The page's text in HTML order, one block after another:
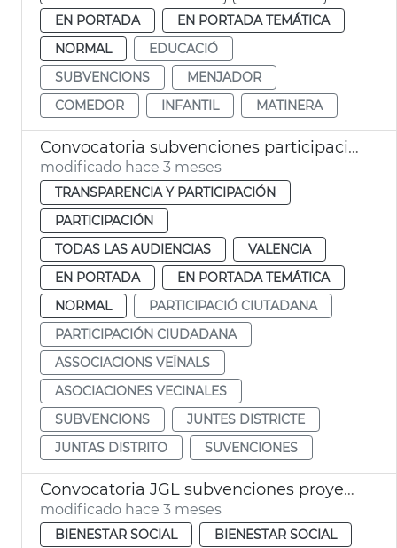
EN PORTADA
EN PORTADA TEMÁTICA
NORMAL
EDUCACIÓ
SUBVENCIONS
MENJADOR
COMEDOR
INFANTIL MATINERA
Convocatoria subvenciones participación ciudadana 2026 València
modificado hace 3 meses
TRANSPARENCIA Y PARTICIPACIÓN
PARTICIPACIÓN
TODAS LAS AUDIENCIAS
VALENCIA
EN PORTADA
EN PORTADA TEMÁTICA
NORMAL
PARTICIPACIÓ CIUTADANA
PARTICIPACIÓN CIUDADANA
ASSOCIACIONS VEÏNALS
ASOCIACIONES VECINALES
SUBVENCIONS
JUNTES DISTRICTE
JUNTAS DISTRITO
SUVENCIONES
Convocatoria JGL subvenciones proyectes acción social Ayuntamiento València
modificado hace 3 meses
BIENESTAR SOCIAL BIENESTAR SOCIAL